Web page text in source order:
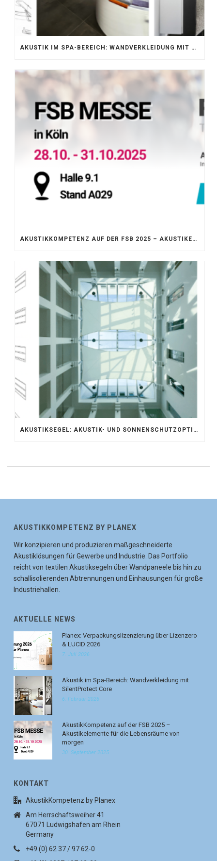
AKUSTIK IM SPA-BEREICH: WANDVERKLEIDUNG MIT SILENTPROTECT CORE
AKUSTIKKOMPETENZ AUF DER FSB 2025 – AKUSTIKELEMENTE FÜR DIE LEBENSRÄUME VON MORGEN
AKUSTIKSEGEL: AKUSTIK- UND SONNENSCHUTZOPTIMIERUNG IM ATRIUM DER UNIVERSITÄT BONN
AKUSTIKKOMPETENZ BY PLANEX
Wir konzipieren und produzieren maßgeschneiderte
Akustiklösungen für Gewerbe und Industrie. Das Portfolio
reicht von textilen Akustiksegeln über Wandpaneele bis hin zu
schallisolierenden Abtrennungen und Einhausungen für große
Industriehallen.
AKTUELLE NEWS
Planex: Verpackungslizenzierung über Lizenzero
& LUCID 2026
7. Juli 2026
Akustik im Spa-Bereich: Wandverkleidung mit
SilentProtect Core
6. Februar 2026
AkustikKompetenz auf der FSB 2025 –
Akustikelemente für die Lebensräume von
morgen
30. September 2025
KONTAKT
AkustikKompetenz by Planex
Am Herrschaftsweiher 41
67071 Ludwigshafen am Rhein
Germany
+49 (0) 62 37 / 97 62-0